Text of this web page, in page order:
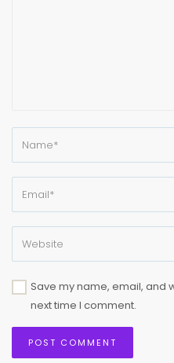
Save my name, email, and
next time I comment.